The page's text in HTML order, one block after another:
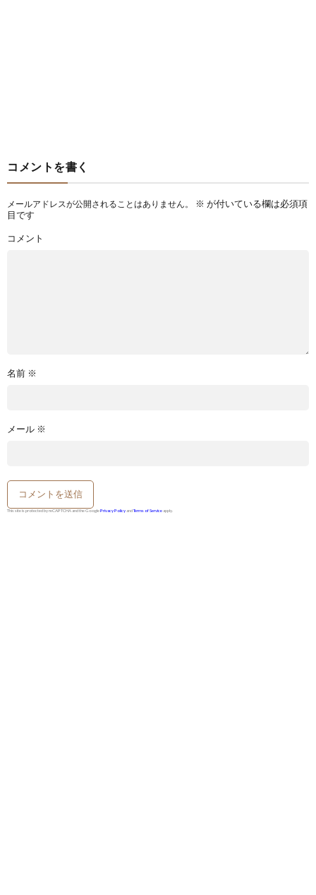
コメントを書く
メールアドレスが公開されることはありません。 ※ が付いている欄は必須項
目です
コメント
名前 ※
メール ※
This site is protected by reCAPTCHA and the GooglePrivacy Policy andTerms of Service apply.